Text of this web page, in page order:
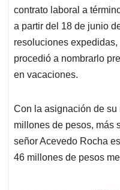
contrato laboral a
a partir del 18 de junio
resoluciones
procedió a nombrarlo
en vacaciones.
Con la asignación de
millones de pesos, más
señor Acevedo Rocha
46 millones de pesos